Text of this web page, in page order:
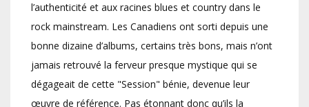
l’authenticité et aux racines blues et country dans le
rock mainstream. Les Canadiens ont sorti depuis une
bonne dizaine d’albums, certains très bons, mais n’ont
jamais retrouvé la ferveur presque mystique qui se
dégageait de cette "Session" bénie, devenue leur
œuvre de référence. Pas étonnant donc qu’ils la